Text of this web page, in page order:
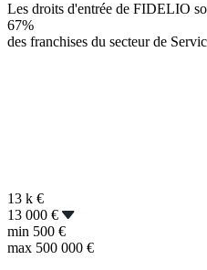
Les droits d'entrée de FIDELIO
67%
des franchises du secteur de
13 k €
13 000 €
min 500 €
max 500 000 €